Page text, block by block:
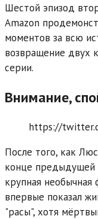
Шестой эпизод
Amazon
моментов за всю
возвращение двух
серии.
Внимание,
https://
После того, как
конце предыдущей
крупная необычная
впервые показал
"расы", хотя